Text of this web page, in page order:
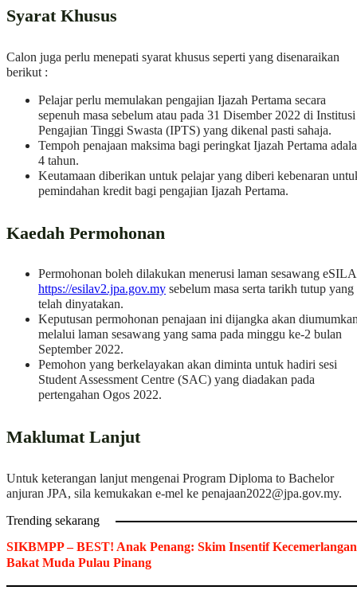
Syarat Khusus
Calon juga perlu menepati syarat khusus seperti yang disenaraikan
berikut :
Pelajar perlu memulakan pengajian Ijazah Pertama secara
sepenuh masa sebelum atau pada 31 Disember 2022 di Institusi
Pengajian Tinggi Swasta (IPTS) yang dikenal pasti sahaja.
Tempoh penajaan maksima bagi peringkat Ijazah Pertama
4 tahun.
Keutamaan diberikan untuk pelajar yang diberi kebenaran
pemindahan kredit bagi pengajian Ijazah Pertama.
Kaedah Permohonan
Permohonan boleh dilakukan menerusi laman sesawang eSILA
https://esilav2.jpa.gov.my sebelum masa serta tarikh tutup yang
telah dinyatakan.
Keputusan permohonan penajaan ini dijangka akan
melalui laman sesawang yang sama pada minggu ke-2 bulan
September 2022.
Pemohon yang berkelayakan akan diminta untuk hadiri sesi
Student Assessment Centre (SAC) yang diadakan pada
pertengahan Ogos 2022.
Maklumat Lanjut
Untuk keterangan lanjut mengenai Program Diploma to Bachelor
anjuran JPA, sila kemukakan e-mel ke penajaan2022@jpa.gov.my.
Trending sekarang
SIKBMPP – BEST! Anak Penang: Skim Insentif Kecemerlangan
Bakat Muda Pulau Pinang